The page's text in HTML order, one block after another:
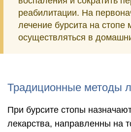
реабилитации. На
лечение бурсита на стопе
осуществляться в
Традиционные методы
При бурсите стопы
лекарства, направленны на